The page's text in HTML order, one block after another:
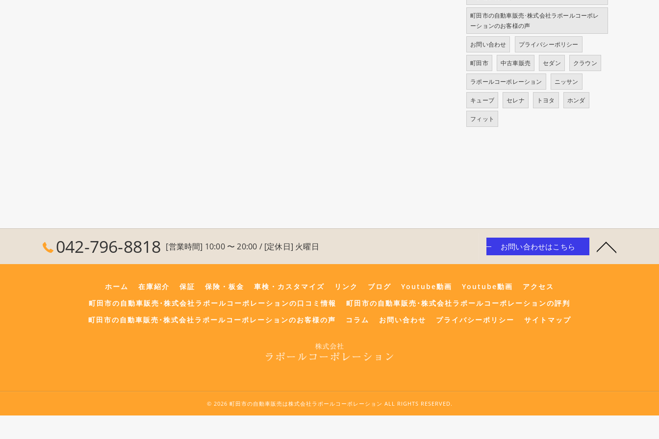
町田市の自動車販売･株式会社ラポールコーポレ
ーションのお客様の声
お問い合わせ プライバシーポリシー
町田市 中古車販売 セダン クラウン
ラポールコーポレーション ニッサン
キューブ セレナ トヨタ ホンダ
フィット
042-796-8818 [営業時間] 10:00 〜 20:00 / [定休日] 火曜日 お問い合わせはこちら
ホーム 在庫紹介 保証 保険・板金 車検・カスタマイズ リンク ブログ Youtube動画 Youtube動画
アクセス
町田市の自動車販売･株式会社ラポールコーポレーションの口コミ情報
町田市の自動車販売･株式会社ラポールコーポレーションの評判
町田市の自動車販売･株式会社ラポールコーポレーションのお客様の声
コラム お問い合わせ プライバシーポリシー サイトマップ
© 2026 町田市の自動車販売は株式会社ラポールコーポレーション ALL RIGHTS RESERVED.